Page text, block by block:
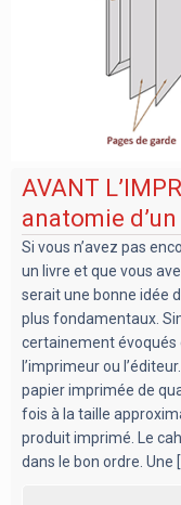
AVANT
anatomie
Si vous n’avez pas
un livre et que vous
serait une bonne idée
plus fondamentaux.
certainement
l’imprimeur ou
papier imprimée de
fois à la taille
produit imprimé. Le
dans le bon ordre. Une